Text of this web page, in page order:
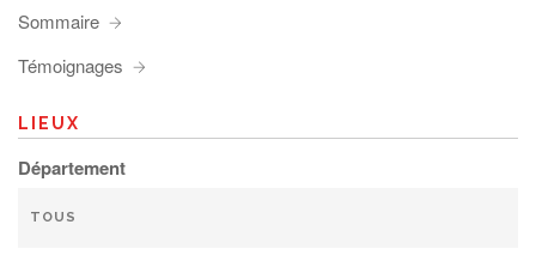
Sommaire
Témoignages
LIEUX
Département